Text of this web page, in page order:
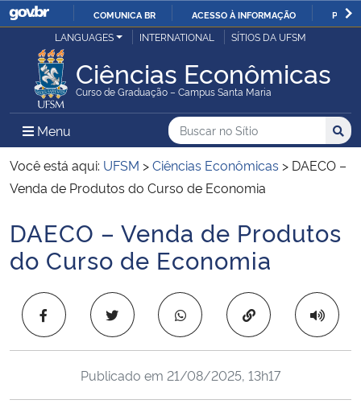
IR
O
COMUNICA BR ACESSO À INFORMAÇÃO
Ministério da Justiça e Segurança Pública
Ministério da Defesa
Ministério das Relações Exteriores
Ministério da Infraestrutura
Ministério da Educação
Ministério da Cidadania
LANGUAGES INTERNATIONAL SÍTIOS DA UFSM
Ciências Econômicas
Curso de Graduação – Campus Santa Maria
Menu Menu Principal do Sítio
Busca
Buscar no no Sítio
Busca:
Você está aqui: UFSM >Ciências Econômicas > DAECO –
Venda de Produtos do Curso de Economia
Início do conteúdo
DAECO – Venda de Produtos
do Curso de Economia
Copiar para área
Publicado em 21/08/2025, 13h17